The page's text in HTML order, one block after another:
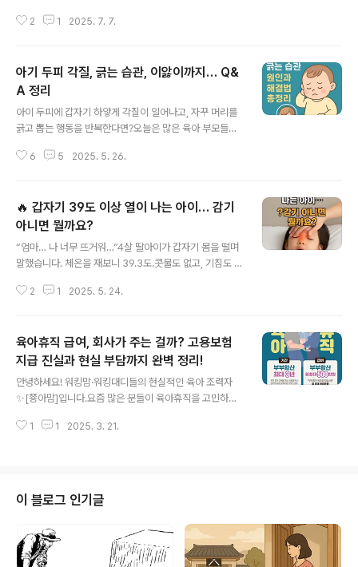
실 '감정'보다는 '과학'에 더 가까운 이유가 있습니다.🧠 1.
하며, 끊임없는 움직임이 있는 곳이었죠.특히 임신 후반기
에는 엄마의 걸음걸이에 따라 규칙적인 진동이 전달되며,
이는 아기에게 '안정감'을 주는 패턴으로 뇌에 각인됩니다.
➡️ 그래서 아기는 정지된 상태보다는 리듬감 있는 움직임
에 반응해 안정감을 느낍니다.🚗 2. 자동차나 흔들침대 =
인공 자궁?자동차 주행 시 발생하는 **부드러운 진동과 엔
2 1 2025. 7. 7.
아기 두피 각질, 긁는 습관, 이앓이까지… Q&
A 정리
아이 두피에 갑자기 하얗게 각질이 일어나고, 자꾸 머리를
긁고 뽑는 행동을 반복한다면?오늘은 많은 육아 부모들이
각질이 계속 생기는 이유는?아기 때부터 두피에 하얗게 각
반을 통해 전달되며 아기의 피지샘을 자극, 피지와 각질이
과도하게 생성되는 것이 원인입니다.📝 주요 원인 정리남
성 호르몬의 영향곰팡이균 감염 가능성피지샘 과다 활성덥
고 습한 환경💡 해결법: 매일 각질 불리기 + 순한 세정제
사용아기 전용 오일 또는 바세린을 발라 각질을 부드럽게
만들어줍니다.자기 전 또는 목욕 몇 시간 전 미리 발라두는
6 5 2025. 5. 26.
🔥 갑자기 39도 이상 열이 나는 아이… 감기
아니면 뭘까요?
“엄마… 나 너무 뜨거워…”4살 딸아이가 갑자기 몸을 떨며
말했습니다. 체온을 재보니 39.3도.콧물도 없고, 기침도 없
도 아니라고요?사실, 유아기에 갑작스런 고열은 생각보다
할 상황까지 정리해드릴게요.🔍 감기 없이 39도 이상의 열
이 나는 이유는?아이들이 고열에 자주 노출되는 이유는,면
역 체계가 아직 완전히 성숙하지 않았기 때문이에요.몸속
어디선가 싸움이 벌어지고 있다는 신호죠.✅ 가장 흔한 원
인들가능성설명초기 바이러스 감염감기, 독감, 장바이러스
등은 열만 먼저 나고 증상은 나중에 생겨요.요로감염특히
2 1 2025. 5. 24.
육아휴직 급여, 회사가 주는 걸까? 고용보험
지급 진실과 현실 부담까지 완벽 정리!
안녕하세요! 워킹맘·워킹대디들의 현실적인 육아 조력자
✨[쭁아맘]입니다.요즘 많은 분들이 육아휴직을 고민하시
나오는 거지?’라는 궁금증을 갖고 계시더라고요. 그래서 오
면 회사에서 월급이 계속 나올까?’ 하고 헷갈려 하세요. 하
지만 정확한 정보는 이렇습니다:💡 육아휴직 급여는 회사
가 아닌, 국가에서 운영하는 고용보험에서 지급됩니다.즉,
회사에서 직접 주는 돈이 아니라 고용노동부 산하 근로복
지공단을 통해 지급되는 거죠.💬 육아휴직 급여 수급 조건
1 1 2025. 3. 21.
이 블로그 인기글